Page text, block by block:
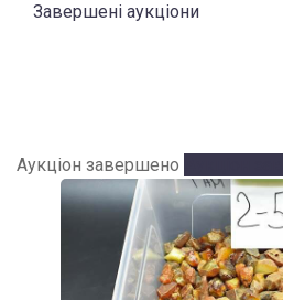
Завершені аукціони
Аукціон завершено